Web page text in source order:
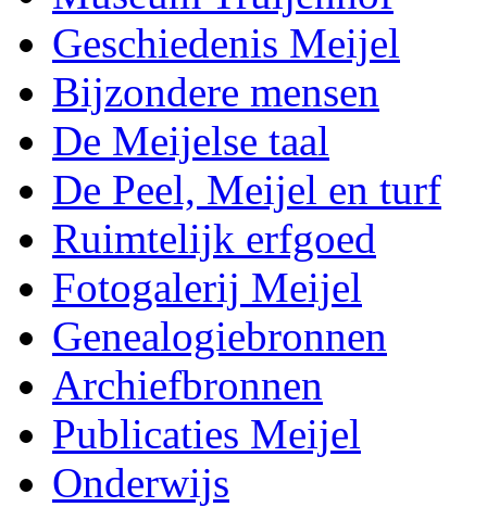
Geschiedenis Meijel
Bijzondere mensen
De Meijelse taal
De Peel, Meijel en turf
Ruimtelijk erfgoed
Fotogalerij Meijel
Genealogiebronnen
Archiefbronnen
Publicaties Meijel
Onderwijs